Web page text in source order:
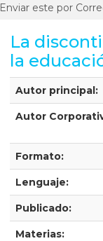
Enviar este por
La
la
Detalles
Autor principal:
Autor
Formato:
Lenguaje:
Publicado:
Materias: